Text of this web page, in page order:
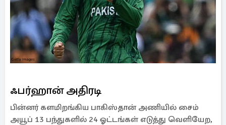
ஃபர்ஹான் அதிரடி
பின்னர் களமிறங்கிய பாகிஸ்தான் அணியில் சைம்
அயூப் 13 பந்துகளில் 24 ஓட்டங்கள் எடுத்து வெளியேற,